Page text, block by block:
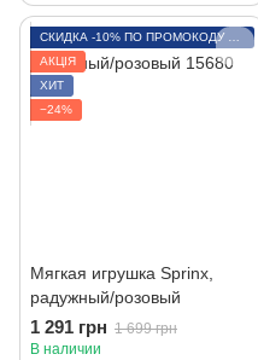
АКЦІЯ
ХИТ
−24%
Мягкая игрушка Sprinx,
радужный/розовый
1 291 грн 1 699 грн
В наличии